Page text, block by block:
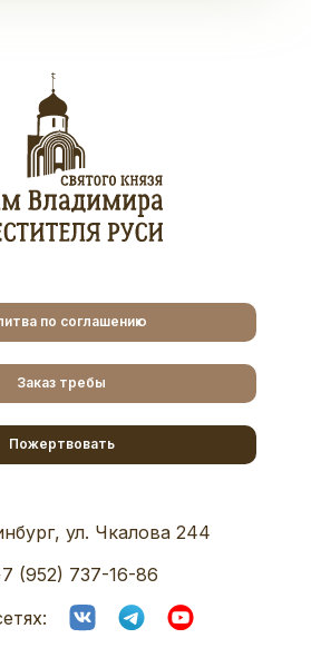
по соглашению
Заказ требы
Пожертвовать
ул. Чкалова 244
(952) 737-16-86